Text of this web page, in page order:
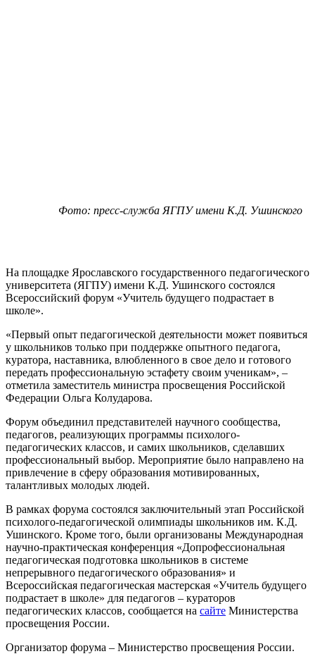
Фото: пресс-служба ЯГПУ имени К.Д. Ушинского
На площадке Ярославского государственного педагогического
университета (ЯГПУ) имени К.Д. Ушинского состоялся
Всероссийский форум «Учитель будущего подрастает в
школе».
«Первый опыт педагогической деятельности может появиться
у школьников только при поддержке опытного педагога,
куратора, наставника, влюбленного в свое дело и готового
передать профессиональную эстафету своим ученикам», –
отметила заместитель министра просвещения Российской
Федерации Ольга Колударова.
Форум объединил представителей научного сообщества,
педагогов, реализующих программы психолого-
педагогических классов, и самих школьников, сделавших
профессиональный выбор. Мероприятие было направлено на
привлечение в сферу образования мотивированных,
талантливых молодых людей.
В рамках форума состоялся заключительный этап Российской
психолого-педагогической олимпиады школьников им. К.Д.
Ушинского. Кроме того, были организованы Международная
научно-практическая конференция «Допрофессиональная
педагогическая подготовка школьников в системе
непрерывного педагогического образования» и
Всероссийская педагогическая мастерская «Учитель будущего
подрастает в школе» для педагогов – кураторов
педагогических классов, сообщается на сайте Министерства
просвещения России.
Организатор форума – Министерство просвещения России.